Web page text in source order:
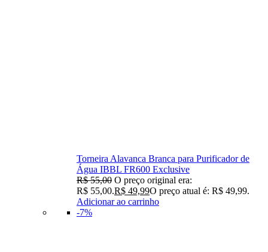
Torneira Alavanca Branca para Purificador de
Água IBBL FR600 Exclusive
R$55,00 O preço original era:
R$ 55,00.R$ 49,99O preço atual é: R$ 49,99.
Adicionar ao carrinho
-7%